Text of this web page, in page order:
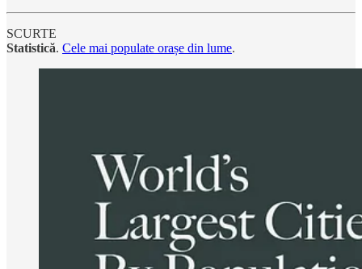
SCURTE
Statistică. Cele mai populate orașe din lume.